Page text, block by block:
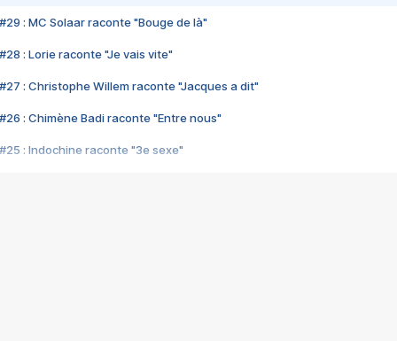
#29 : MC Solaar raconte "Bouge de là"
#28 : Lorie raconte "Je vais vite"
#27 : Christophe Willem raconte "Jacques a dit"
#26 : Chimène Badi raconte "Entre nous"
#25 : Indochine raconte "3e sexe"